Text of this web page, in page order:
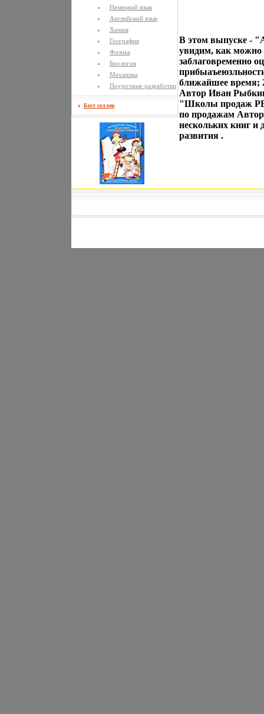
Немецкий язык
Английский язык
Химия
География
Физика
Биология
Механика
Поурочные разработки
Бест селлер
В этом выпуске -
увидим, как можно
заблаговременно
ближайшее время;
Автор Иван
"Школы продаж
по продажам Автор
нескольких книг и
развития .